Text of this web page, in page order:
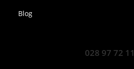
Blog
028 97 72 11